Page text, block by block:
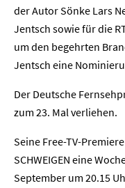
der Autor Sönke Lars
Jentsch sowie für die
um den begehrten
Jentsch eine
Der Deutsche
zum 23. Mal verliehen.
Seine Free-TV-
SCHWEIGEN eine
September um 20.15